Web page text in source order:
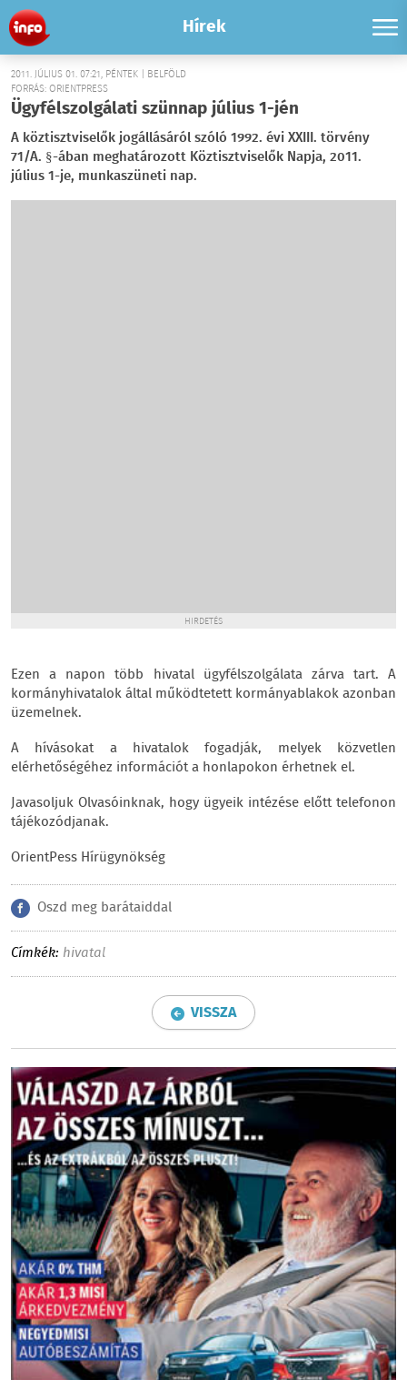
Hírek
2011. JÚLIUS 01. 07:21, PÉNTEK | BELFÖLD
FORRÁS: ORIENTPRESS
Ügyfélszolgálati szünnap július 1-jén
A köztisztviselők jogállásáról szóló 1992. évi XXIII. törvény
71/A. §-ában meghatározott Köztisztviselők Napja, 2011.
július 1-je, munkaszüneti nap.
HIRDETÉS
Ezen a napon több hivatal ügyfélszolgálata zárva tart. A
kormányhivatalok által működtetett kormányablakok azonban
üzemelnek.
A hívásokat a hivatalok fogadják, melyek közvetlen
elérhetőségéhez információt a honlapokon érhetnek el.
Javasoljuk Olvasóinknak, hogy ügyeik intézése előtt telefonon
tájékozódjanak.
OrientPess Hírügynökség
Oszd meg barátaiddal
Címkék: hivatal
VISSZA